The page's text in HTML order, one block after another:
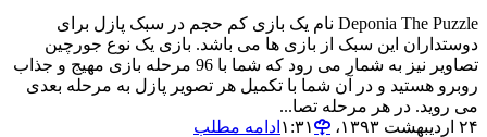
Deponia The Puzzle نام یک بازی کم حجم در سبک پازل برای
دوستداران این سبک از بازی ها می باشد. بازی یک نوع جورچین
تصاویر نیز به شمار می رود که شما با 96 مرحله بازی مهیج و جذاب
روبرو هستید و در آن شما با تکمیل هر تصویر پازل به مرحله بعدی
می روید. در هر مرحله تصا...
۲۴ اردیبهشت ۱۳۹۳،‏ ۱:۳۱
ادامه مطلب